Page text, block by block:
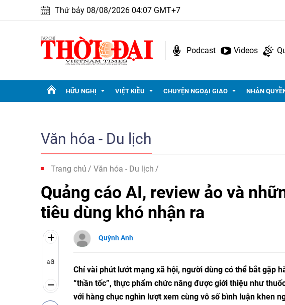
Thứ bảy 08/08/2026 04:07 GMT+7
Podcast Videos
HỮU NGHỊ VIỆT KIỀU CHUYỆN NGOẠI GIAO NHÂN
Văn hóa - Du lịch
Trang chủ Văn hóa - Du lịch
Quảng cáo AI, review ảo và
tiêu dùng khó nhận ra
aa
Quỳnh Anh
Chỉ vài phút lướt mạng xã hội, người dùng có thể bắt gặp
“thần tốc”, thực phẩm chức năng được giới thiệu như
với hàng chục nghìn lượt xem cùng vô số bình luận khen